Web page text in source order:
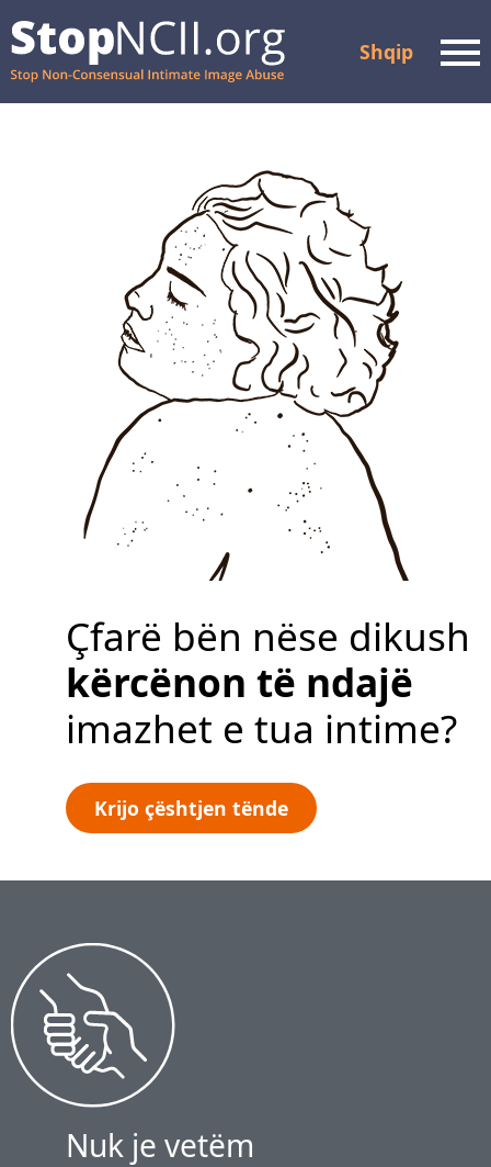
Shqip
Burimet dhe asistenca
Si funksionon
Rreth nesh
Pyetjet e shpeshta
Politika e privatësisë
Çfarë bën nëse dikush
kërcënon të ndajë
imazhet e tua intime?
Krijo çështjen tënde
Nuk je vetëm